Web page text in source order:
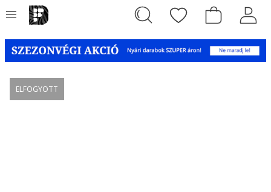
ELFOGYOTT